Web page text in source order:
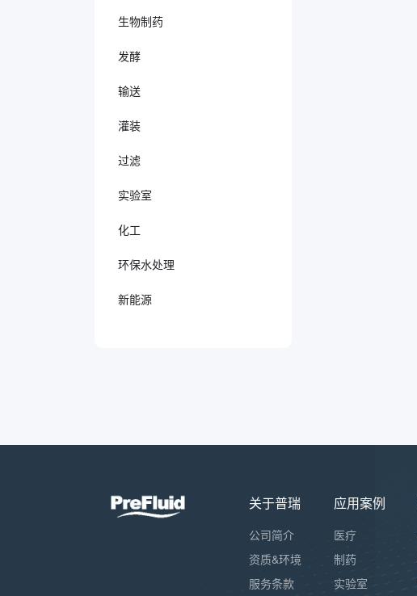
生物制药
发酵
输送
灌装
过滤
实验室
化工
环保水处理
新能源
关于普瑞
公司简介
资质&环境
服务条款
应用案例
医疗
制药
实验室